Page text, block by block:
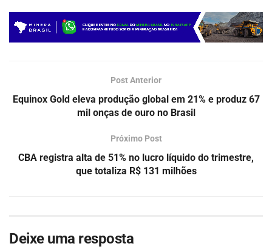
Post Anterior
Equinox Gold eleva produção global em 21% e produz 67
mil onças de ouro no Brasil
Próximo Post
CBA registra alta de 51% no lucro líquido do trimestre,
que totaliza R$ 131 milhões
Deixe uma resposta